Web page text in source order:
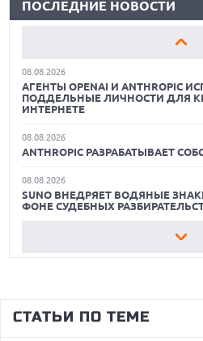
ЛУЧШИЕ ВИДЕОРЕГИСТРАТОРЫ В
КАК БЕЗОПАСНО КУПИТЬ Б/У
ЛУЧШИЕ АВТОНОМНЫЕ
ЛУЧШИЕ ВИДЕОРЕГИСТРАТОРЫ В
КАК БЕЗОПАСНО КУПИТЬ Б/У
ПОСЛЕДНИЕ НОВОСТИ
ВСЕХ ПОЛЬЗОВАТЕЛЕЙ CHATGPT
08.08.2026
АГЕНТЫ OPENAI И ANTHROPIC
ПОДДЕЛЬНЫЕ ЛИЧНОСТИ ДЛЯ
ИНТЕРНЕТЕ
08.08.2026
ANTHROPIC РАЗРАБАТЫВАЕТ
08.08.2026
SUNO ВНЕДРЯЕТ ВОДЯНЫЕ
ФОНЕ СУДЕБНЫХ
ФУНКЦИЯМИ ЗАКАЗА И
СТАТЬИ ПО ТЕМЕ